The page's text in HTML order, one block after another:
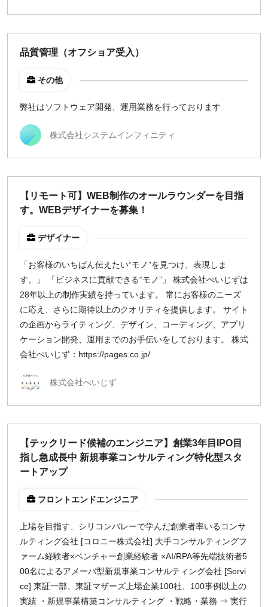
品質管理（オフショア受入）
その他
弊社はソフトウェア開発、運用業務を行っております
株式会社システムインフィニティ
【リモート可】WEB制作のオールラウンダーを目指
す。WEBデザイナーを募集！
デザイナー
「お客様のいちばん伝えたい“モノ”を見つけ、表現しま
す。」 「ビジネスに貢献できる“モノ”」 株式会社ぺいじずは
28年以上の制作実績を持っています。 常にお客様のニーズ
に応え、さらに期待以上のクオリティを提供します。 サイト
の企画からライティング、デザイン、コーディング、アプリ
ケーション開発、運用までのお手伝いをしております。 株式
会社ぺいじず：https://pages.co.jp/
株式会社ぺいじず
【テックリード候補のエンジニア】創業3年目IPO目
指し急成長中 新規事業コンサルティング特化型スタ
ートアップ
フロントエンドエンジニア
上場を目指す、シリコンバレーで学んだ創業者率いるコンサ
ルティング会社 [コロニー株式会社] 大手コンサルティングフ
ァーム経験者×ベンチャー創業経験者 ×AI/RPA等先端技術者5
00名によるアメーバ型新規事業コンサルティング会社 [Servi
ce] 東証一部、東証マザーズ上場企業100社、100事例以上の
実績 ・新規事業構築コンサルティング ・戦略・業務 ⇒ 実行